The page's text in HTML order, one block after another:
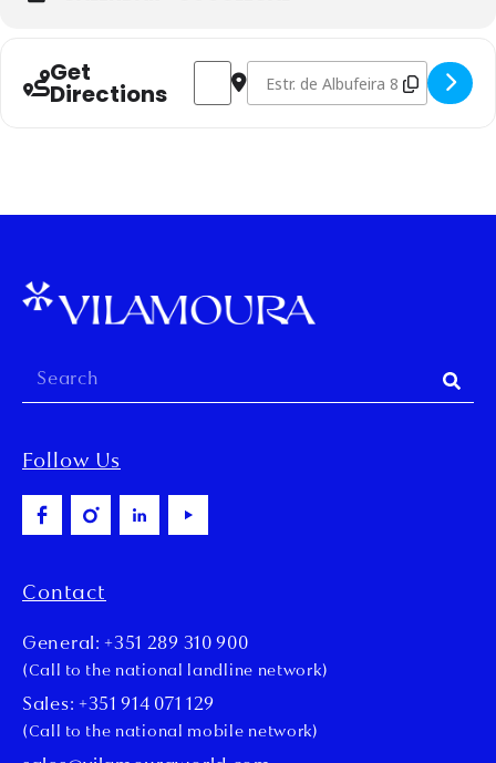
Get
Directions
Address - *Blue Sessions [cOlyEUCh7]
Destination Address - *Blue
Follow Us
Contact
General: +351 289 310 900
(Call to the national landline network)
Sales: +351 914 071 129
(Call to the national mobile network)